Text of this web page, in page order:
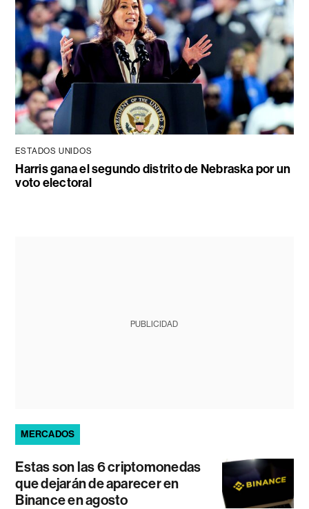
ESTADOS UNIDOS
Harris gana el segundo distrito de Nebraska por un
voto electoral
PUBLICIDAD
MERCADOS
Estas son las 6 criptomonedas
que dejarán de aparecer en
Binance en agosto